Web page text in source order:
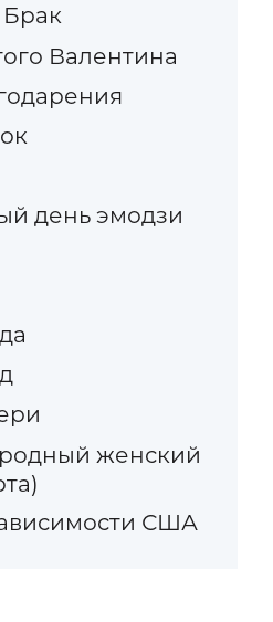
Брак
Валентина
день эмодзи
женский
США